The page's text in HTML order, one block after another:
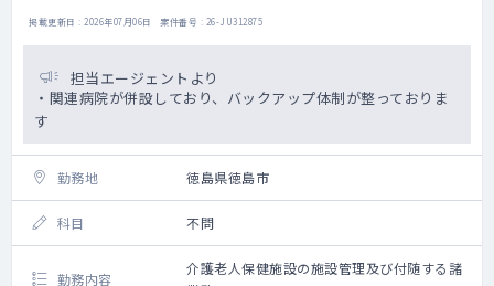
掲載更新日 : 2026年07月06日 案件番号 : 26-JU312875
担当エージェントより
・関連病院が併設しており、バックアップ体制が整っておりま
す
勤務地 徳島県徳島市
科目 不問
勤務内容
介護老人保健施設の施設管理及び付随する諸